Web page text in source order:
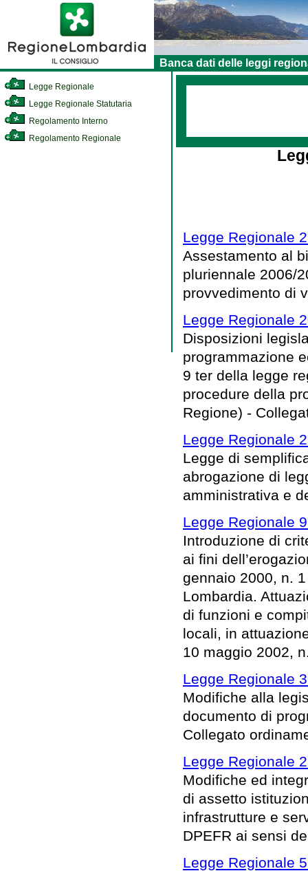
Banca dati delle leggi
Legge Regionale
Legge Regionale Statutaria
Regolamento Interno
Regolamento Regionale
Legge Regionale
Assestamento al
pluriennale 2006/
provvedimento di
Legge Regionale
Disposizioni
programmazione
9 ter della legge
procedure della
Regione) -
Legge Regionale
Legge di
abrogazione di
amministrativa e
Legge Regionale
Introduzione di
ai fini
gennaio 2000, n.
Lombardia.
di funzioni e
locali, in
10 maggio 2002,
Legge Regionale
Modifiche alla
documento di
Collegato
Legge Regionale
Modifiche ed
di assetto
infrastrutture e
DPEFR ai sensi
Legge Regionale